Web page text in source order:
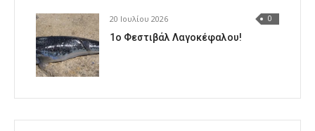
20 Ιουλίου 2026 0
1o Φεστιβάλ Λαγοκέφαλου!